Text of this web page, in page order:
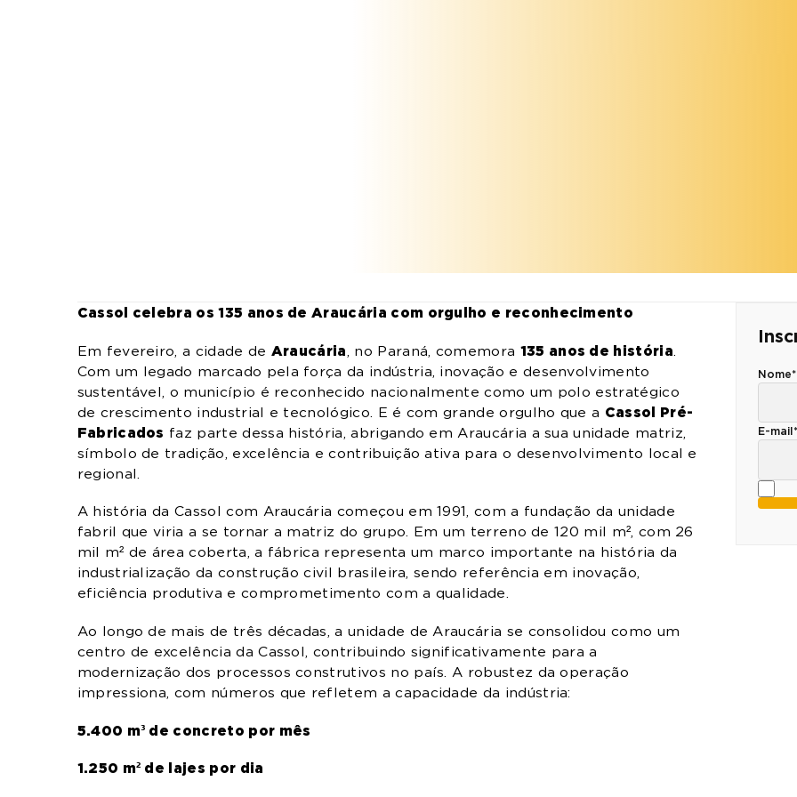
Cassol celebra os 135 anos de Araucária com orgulho e reconhecimento
Em fevereiro, a cidade de Araucária , no Paraná, comemora 135 anos de história
Com um legado marcado pela força da indústria, inovação e desenvolvimento
sustentável, o município é reconhecido nacionalmente como um polo estratégico
de crescimento industrial e tecnológico. E é com grande orgulho que a Cassol Pré-
Fabricados faz parte dessa história, abrigando em Araucária a sua unidade matriz,
símbolo de tradição, excelência e contribuição ativa para o desenvolvimento local e
regional.
A história da Cassol com Araucária começou em 1991, com a fundação da unidade
fabril que viria a se tornar a matriz do grupo. Em um terreno de 120 mil m², com 26
mil m² de área coberta, a fábrica representa um marco importante na história da
industrialização da construção civil brasileira, sendo referência em inovação,
eficiência produtiva e comprometimento com a qualidade.
Ao longo de mais de três décadas, a unidade de Araucária se consolidou como um
centro de excelência da Cassol, contribuindo significativamente para a
modernização dos processos construtivos no país. A robustez da operação
impressiona, com números que refletem a capacidade da indústria:
5.400 m³ de concreto por mês
1.250 m² de lajes por dia
Nome*
E-mail*